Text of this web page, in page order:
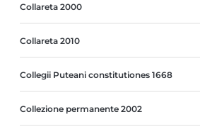
Collareta 2000
Collareta 2010
Collegii Puteani constitutiones 1668
Collezione permanente 2002